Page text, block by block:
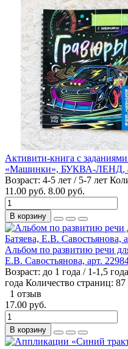
Активити-книга с
«Машинки», БУКВА-ЛЕНД,
Возраст: 4-5 лет / 5-7 лет
11.00 руб. 8.00 руб.
В корзину
Альбом по развитию речи
Е.В. Савостьянова, арт.
Возраст: до 1 года / 1-1,5
года Количество страниц: 87
1 отзыв
17.00 руб.
В корзину